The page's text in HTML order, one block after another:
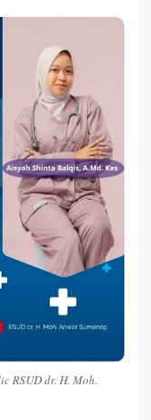
RSUD dr. H. Moh.